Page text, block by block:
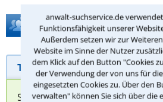
anwalt-suchservice.de
Funktionsfähigkeit unserer
Außerdem setzen wir zur
Website im Sinne der Nutzer
dem Klick auf den Button "Cookies
der Verwendung der von uns für
eingesetzten Cookies zu. Über den
verwalten" können Sie sich über die
Hilfe bei Ihrer
Telefonhilfe
Sie können hier Ihren Fall